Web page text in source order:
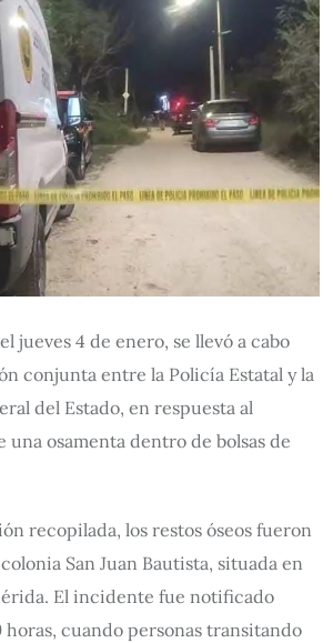
jueves 4 de enero, se llevó a cabo
conjunta entre la Policía Estatal y la
del Estado, en respuesta al
osamenta dentro de bolsas de
recopilada, los restos óseos fueron
San Juan Bautista, situada en
El incidente fue notificado
horas, cuando personas transitando